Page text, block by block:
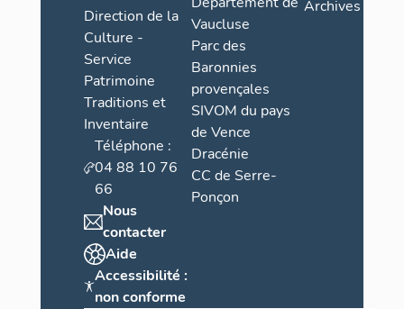
Direction de la
Culture -
Service
Patrimoine
Traditions et
Inventaire
Téléphone :
04 88 10 76
66
Nous
contacter
Aide
Accessibilité :
non conforme
Vaucluse
Parc des
Baronnies
provençales
SIVOM du pays
de Vence
Dracénie
CC de Serre-
Ponçon
Archives